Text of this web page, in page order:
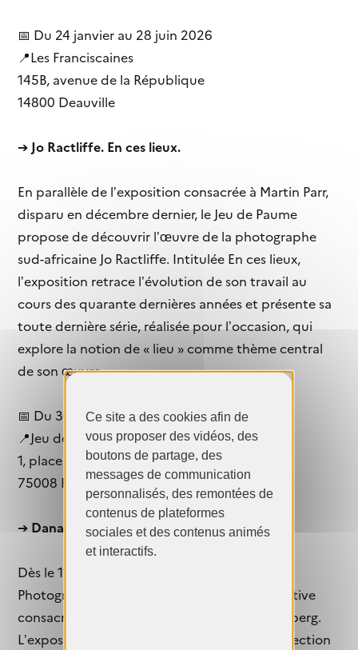
📅 Du 24 janvier au 28 juin 2026
📍Les Franciscaines
145B, avenue de la République
14800 Deauville
➔ Jo Ractliffe. En ces lieux.
En parallèle de l’exposition consacrée à Martin Parr,
disparu en décembre dernier, le Jeu de Paume
propose de découvrir l’œuvre de la photographe
sud-africaine Jo Ractliffe. Intitulée En ces lieux,
l’exposition retrace l’évolution de son travail au
cours des quarante dernières années et présente sa
toute dernière série, réalisée pour l’occasion, qui
explore la notion de « lieu » comme thème central
de son œuvre.
📅 Du 30 janvier au 24 mai 2026
📍Jeu de Paume
1, place de la Concorde
75008 Paris
➔ Dana Lixenberg. American works.
Dès le 11 février, la Maison Européenne de la
Photographie présente la première rétrospective
consacrée à l’artiste néerlandaise Dana Lixenberg.
L’exposition American world propose une sélection
Ce site a des cookies afin de
vous proposer des vidéos, des
boutons de partage, des
messages de communication
personnalisés, des remontées de
contenus de plateformes
sociales et des contenus animés
et interactifs.